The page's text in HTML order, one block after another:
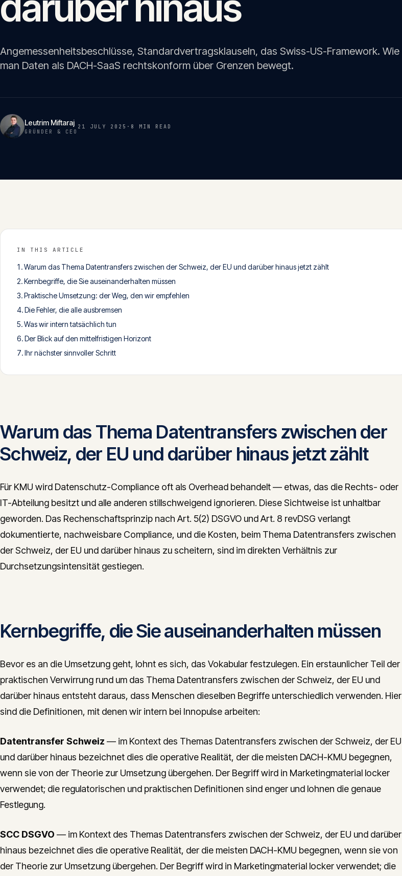
Angemessenheitsbeschlüsse, Standardvertragsklauseln, das Swiss-US-Framework. Wie
man Daten als DACH-SaaS rechtskonform über Grenzen bewegt.
Leutrim Miftaraj
GRÜNDER & CEO
21 JULY 2025 · 8 MIN READ
IN THIS ARTICLE
Warum das Thema Datentransfers zwischen der Schweiz, der EU und darüber hinaus jetzt zählt
Kernbegriffe, die Sie auseinanderhalten müssen
Praktische Umsetzung: der Weg, den wir empfehlen
Die Fehler, die alle ausbremsen
Was wir intern tatsächlich tun
Der Blick auf den mittelfristigen Horizont
Ihr nächster sinnvoller Schritt
Warum das Thema Datentransfers zwischen der
Schweiz, der EU und darüber hinaus jetzt zählt
Für KMU wird Datenschutz-Compliance oft als Overhead behandelt — etwas, das die Rechts- oder
IT-Abteilung besitzt und alle anderen stillschweigend ignorieren. Diese Sichtweise ist unhaltbar
geworden. Das Rechenschaftsprinzip nach Art. 5(2) DSGVO und Art. 8 revDSG verlangt
dokumentierte, nachweisbare Compliance, und die Kosten, beim Thema Datentransfers zwischen
der Schweiz, der EU und darüber hinaus zu scheitern, sind im direkten Verhältnis zur
Durchsetzungsintensität gestiegen.
Kernbegriffe, die Sie auseinanderhalten müssen
Bevor es an die Umsetzung geht, lohnt es sich, das Vokabular festzulegen. Ein erstaunlicher Teil der
praktischen Verwirrung rund um das Thema Datentransfers zwischen der Schweiz, der EU und
darüber hinaus entsteht daraus, dass Menschen dieselben Begriffe unterschiedlich verwenden. Hier
sind die Definitionen, mit denen wir intern bei Innopulse arbeiten:
Datentransfer Schweiz — im Kontext des Themas Datentransfers zwischen der Schweiz, der EU
und darüber hinaus bezeichnet dies die operative Realität, der die meisten DACH-KMU begegnen,
wenn sie von der Theorie zur Umsetzung übergehen. Der Begriff wird in Marketingmaterial locker
verwendet; die regulatorischen und praktischen Definitionen sind enger und lohnen die genaue
Festlegung.
SCC DSGVO — im Kontext des Themas Datentransfers zwischen der Schweiz, der EU und darüber
hinaus bezeichnet dies die operative Realität, der die meisten DACH-KMU begegnen, wenn sie von
der Theorie zur Umsetzung übergehen. Der Begriff wird in Marketingmaterial locker verwendet; die